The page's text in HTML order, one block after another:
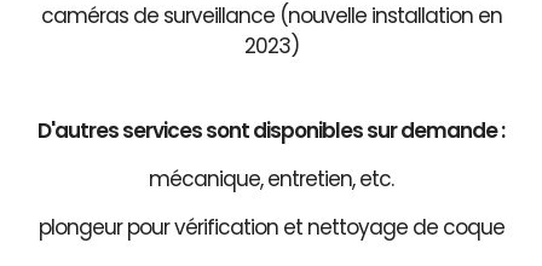
caméras de surveillance (nouvelle installation en
2023)
D'autres services sont disponibles sur demande :
mécanique, entretien, etc.
plongeur pour vérification et nettoyage de coque